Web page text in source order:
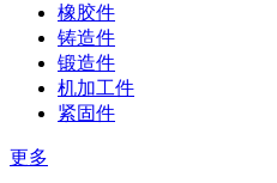
橡胶件
铸造件
锻造件
机加工件
紧固件
更多